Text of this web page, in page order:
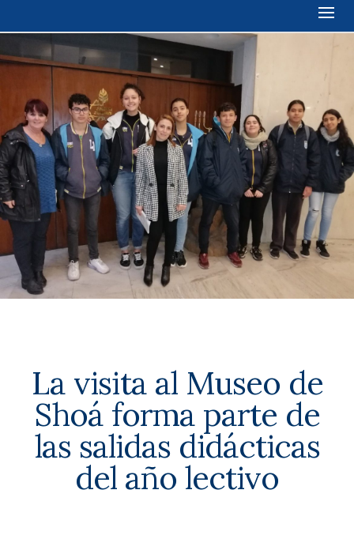
La visita al Museo de
Shoá forma parte de
las salidas didácticas
del año lectivo